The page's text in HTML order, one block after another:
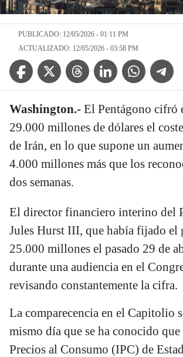
PUBLICADO: 12/05/2026 - 01:11 PM
ACTUALIZADO: 12/05/2026 - 03:58 PM
Facebook IconTwitter IconThreads IconLinkedin IconWhatsApp Icon
Washington.- El Pentágono cifró
29.000 millones de dólares el
de Irán, en lo que supone un
4.000 millones más que los
dos semanas.
El director financiero interino del
Jules Hurst III, que había fijado el
25.000 millones el pasado 29 de
durante una audiencia en el
revisando constantemente la cifra.
La comparecencia en el Capitolio
mismo día que se ha conocido
Precios al Consumo (IPC) de